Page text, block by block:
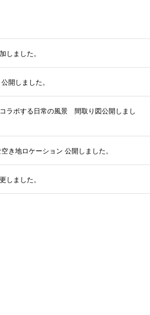
しました。
開しました。
ラボする日常の風景 間取り図公開しまし
き地ロケーション 公開しました。
しました。